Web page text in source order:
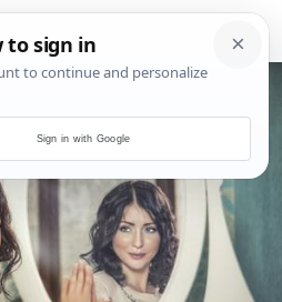
Sign in with Google